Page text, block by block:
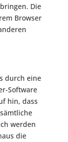
Die
Browser
durch eine
Software
hin, dass
werden
die